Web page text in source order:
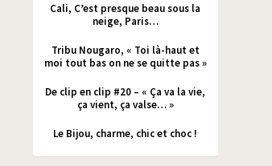
Cali, C’est presque beau sous la
neige, Paris…
Tribu Nougaro, « Toi là-haut et
moi tout bas on ne se quitte pas »
De clip en clip #20 – « Ça va la vie,
ça vient, ça valse… »
Le Bijou, charme, chic et choc !